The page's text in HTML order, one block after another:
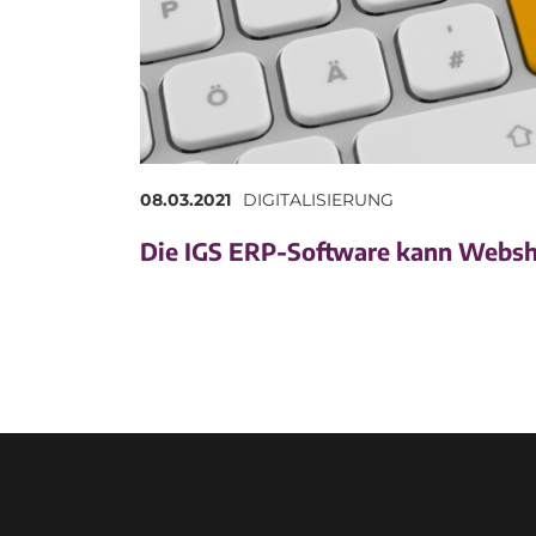
08.03.2021 DIGITALISIERUNG
Die IGS ERP-Software kann